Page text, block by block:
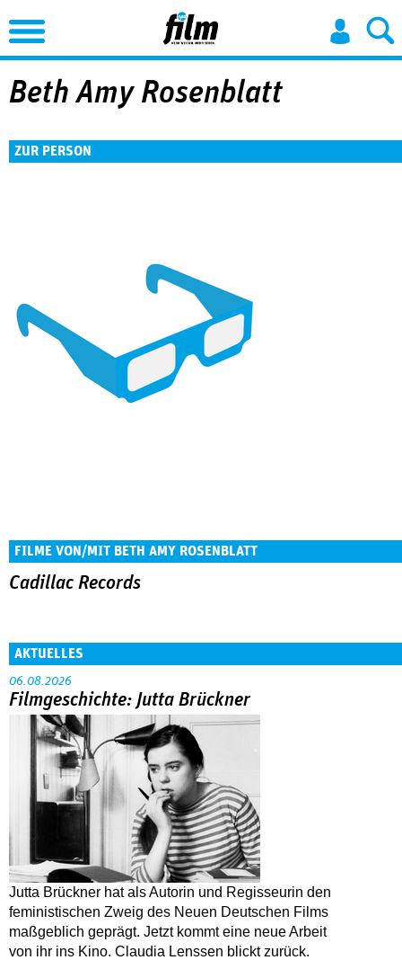
Jump to Navigation
Beth Amy Rosenblatt
ZUR PERSON
FILME VON/MIT BETH AMY ROSENBLATT
Cadillac Records
AKTUELLES
06.08.2026
Filmgeschichte: Jutta Brückner
Jutta Brückner hat als Autorin und Regisseurin den
feministischen Zweig des Neuen Deutschen Films
maßgeblich geprägt. Jetzt kommt eine neue Arbeit
von ihr ins Kino. Claudia Lenssen blickt zurück.